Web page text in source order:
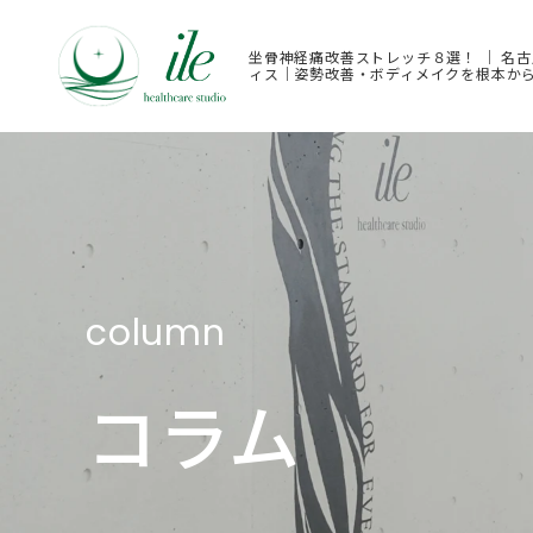
坐骨神経痛改善ストレッチ８選！ ｜ 名
ィス｜姿勢改善・ボディメイクを根本か
column
コラム